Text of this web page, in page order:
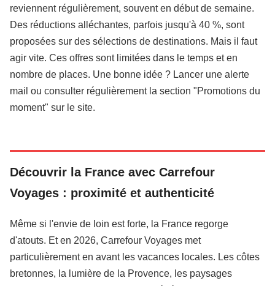
reviennent régulièrement, souvent en début de semaine.
Des réductions alléchantes, parfois jusqu'à 40 %, sont
proposées sur des sélections de destinations. Mais il faut
agir vite. Ces offres sont limitées dans le temps et en
nombre de places. Une bonne idée ? Lancer une alerte
mail ou consulter régulièrement la section "Promotions du
moment" sur le site.
Découvrir la France avec Carrefour
Voyages : proximité et authenticité
Même si l'envie de loin est forte, la France regorge
d'atouts. Et en 2026, Carrefour Voyages met
particulièrement en avant les vacances locales. Les côtes
bretonnes, la lumière de la Provence, les paysages